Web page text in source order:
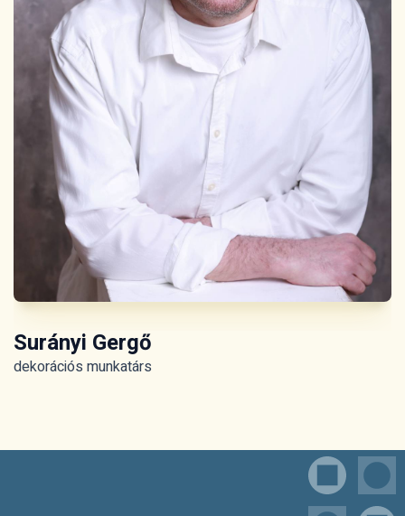
Surányi Gergő
dekorációs munkatárs